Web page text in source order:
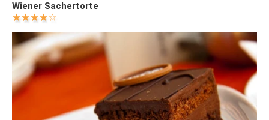
Wiener Sachertorte